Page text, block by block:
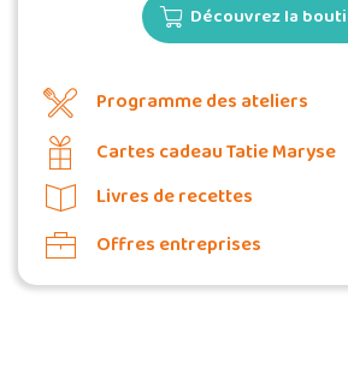
Découvrez la
Programme des ateliers
Cartes cadeau Tatie Maryse
Livres de recettes
Offres entreprises